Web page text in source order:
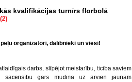
kvalifikācijas turnīrs florbolā
(2)
organizatori, dalībnieki un viesi!
darbs, slīpējot meistarību, ticība saviem
sacensību gars mudina uz arvien jaunām